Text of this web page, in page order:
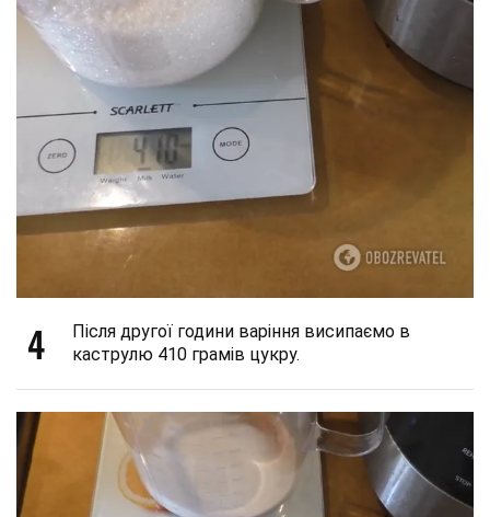
4
Після другої години варіння висипаємо в
каструлю 410 грамів цукру.